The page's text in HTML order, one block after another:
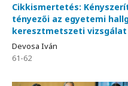
Cikkismertetés:
tényezői az egyetemi
keresztmetszeti
Devosa Iván
61-62